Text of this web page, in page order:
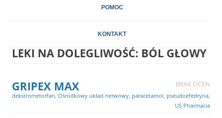
POMOC
KONTAKT
LEKI NA DOLEGLIWOŚĆ: BÓL GŁOWY
GRIPEX MAX BRAK OCEN
dekstrometorfan Ośrodkowy układ nerwowy paracetamol pseudoefedryna
US Pharmacia